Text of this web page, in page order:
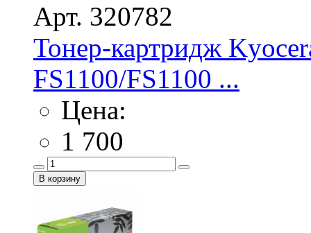
Арт. 320782
Тонер-картридж
FS1100/FS1100 ...
Цена:
1 700